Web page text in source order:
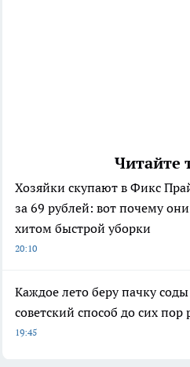
Читайте
Хозяйки скупают в Фикс
за 69 рублей: вот почему
хитом быстрой уборки
20:10
Каждое лето беру пачку
советский способ до сих пор
19:45